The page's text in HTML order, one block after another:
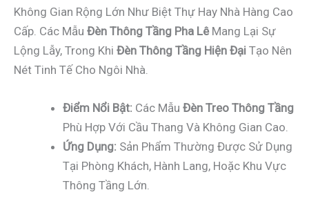
Không Gian Rộng Lớn Như Biệt Thự Hay Nhà Hàng Cao
Cấp. Các Mẫu Đèn Thông Tầng Pha LêMang Lại Sự
Lộng Lẫy, Trong Khi Đèn Thông Tầng Hiện Đại Tạo Nên
Nét Tinh Tế Cho Ngôi Nhà.
Điểm Nổi Bật: Các Mẫu Đèn Treo Thông Tầng
Phù Hợp Với Cầu Thang Và Không Gian Cao.
Ứng Dụng: Sản Phẩm Thường Được Sử Dụng
Tại Phòng Khách, Hành Lang, Hoặc Khu Vực
Thông Tầng Lớn.